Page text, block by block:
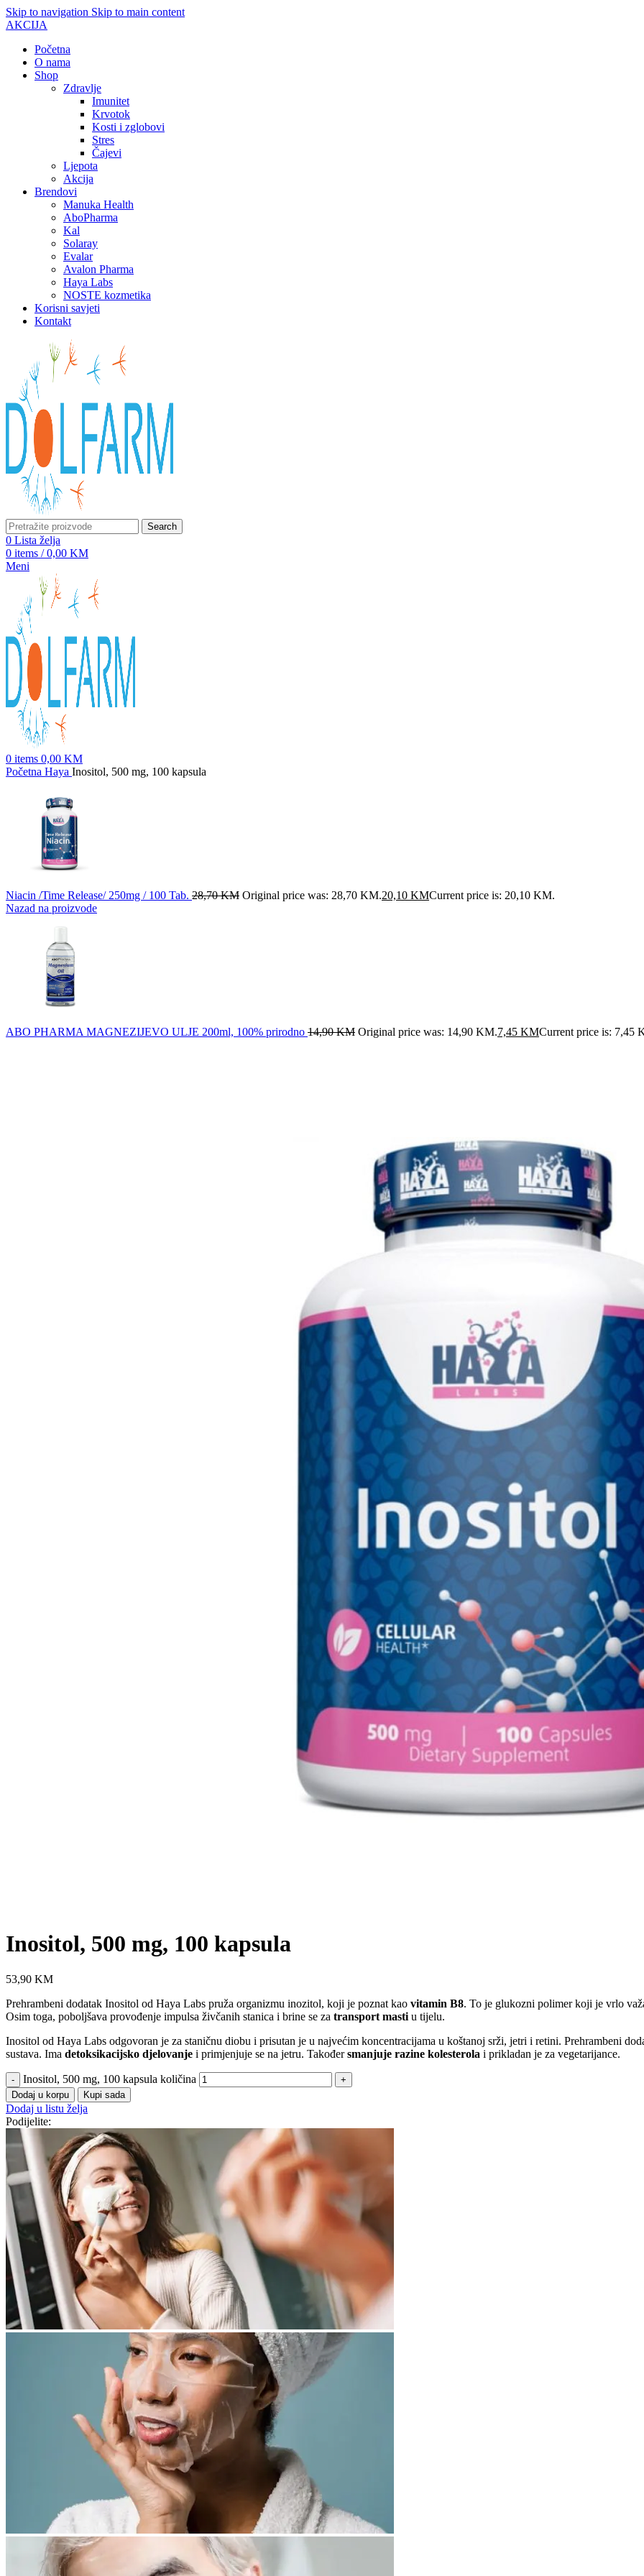
Skip to navigation Skip to main content
AKCIJA
Početna
O nama
Shop
Zdravlje
Imunitet
Krvotok
Kosti i zglobovi
Stres
Čajevi
Ljepota
Akcija
Brendovi
Manuka Health
AboPharma
Kal
Solaray
Evalar
Avalon Pharma
Haya Labs
NOSTE kozmetika
Korisni savjeti
Kontakt
Search
0 Lista želja
0 items / 0,00 KM
Meni
0 items 0,00 KM
Početna Haya Inositol, 500 mg, 100 kapsula
Niacin /Time Release/ 250mg / 100 Tab. 28,70KM Original price was: 28,70 KM.20,10 KMCurrent price is: 20,10 KM.
Nazad na proizvode
ABO PHARMA MAGNEZIJEVO ULJE 200ml, 100% prirodno 14,90KM Original price was: 14,90 KM.7,45 KMCurrent price is: 7,45
Inositol, 500 mg, 100 kapsula
53,90 KM
Prehrambeni dodatak Inositol od Haya Labs pruža organizmu inozitol, koji je poznat kao vitamin B8. To je glukozni polimer koji je vrlo
Osim toga, poboljšava provođenje impulsa živčanih stanica i brine se za transport masti u tijelu.
Inositol od Haya Labs odgovoran je za staničnu diobu i prisutan je u najvećim koncentracijama u koštanoj srži, jetri i retini. Prehrambeni
sustava. Ima detoksikacijsko djelovanje i primjenjuje se na jetru. Takođersmanjuje razine kolesterola i prikladan je za vegetarijance.
Inositol, 500 mg, 100 kapsula količina
Dodaj u korpu Kupi sada
Dodaj u listu želja
Podijelite: